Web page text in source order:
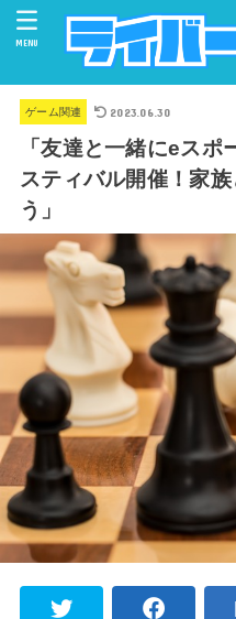
MENU
ゲーム関連 2023.06.30
「友達と一緒にeス
スティバル開催！家
う」